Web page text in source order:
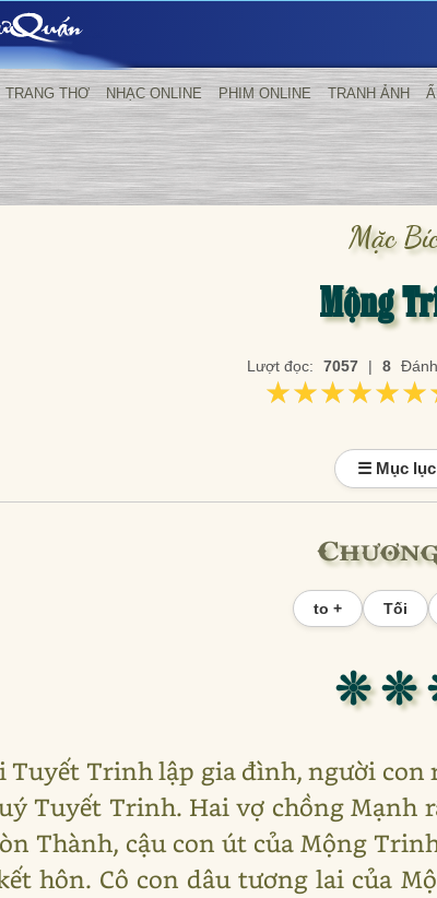
TRANG THƠ NHẠC ONLINE PHIM ONLINE TRANH ẢNH
Mặc
Mộng
Lượt đọc: 7057 | 8
☰ Mục lục
to + Tối
❊ ❊
Tuyết Trinh lập gia đình, người con
Tuyết Trinh. Hai vợ chồng Mạnh
Thành, cậu con út của Mộng
hôn. Cô con dâu tương lai của